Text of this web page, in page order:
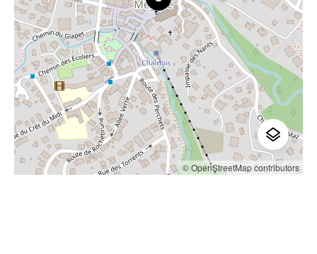
© OpenStreetMap contributors